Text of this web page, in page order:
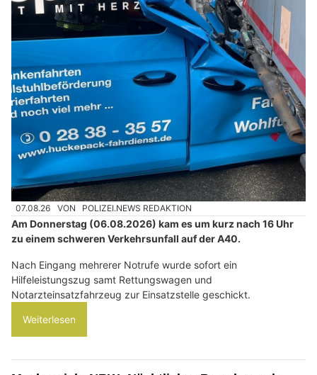
07.08.26 VON POLIZEI.NEWS REDAKTION
Am Donnerstag (06.08.2026) kam es um kurz nach 16 Uhr
zu einem schweren Verkehrsunfall auf der A40.
Nach Eingang mehrerer Notrufe wurde sofort ein
Hilfeleistungszug samt Rettungswagen und
Notarzteinsatzfahrzeug zur Einsatzstelle geschickt.
Weiterlesen